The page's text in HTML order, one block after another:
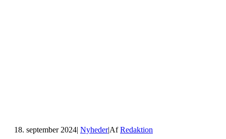
18. september 2024| Nyheder|AfRedaktion